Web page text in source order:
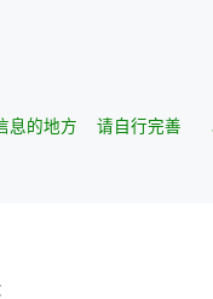
息的地方  请自行完善